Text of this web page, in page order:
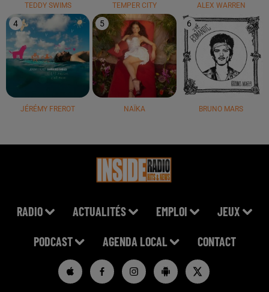
TEDDY SWIMS TEMPER CITY ALEX WARREN
4
JÉRÉMY FREROT
5
NAÏKA
6
BRUNO MARS
RADIO ACTUALITÉS EMPLOI JEUX
PODCAST AGENDA LOCAL CONTACT